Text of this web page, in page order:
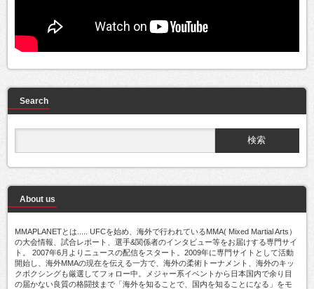
Search
About us
MMAPLANETとは..... UFCを始め、海外で行われているMMA( Mixed Martial Arts）
の大会情報、試合レポート、選手&関係者のインタビュー等をお届けする専門サイ
ト。 2007年6月よりニュースの配信をスタート。2009年に専門サイトとして活動
開始し、海外MMAの現在を伝える一方で、海外の柔術トーナメント、海外のキッ
クボクシングも厳選してフォロー中。メジャー系イベントから日本国内で余り目
の届かない良質の格闘技まで「海外を知ることで、国内を知ることになる」をモ